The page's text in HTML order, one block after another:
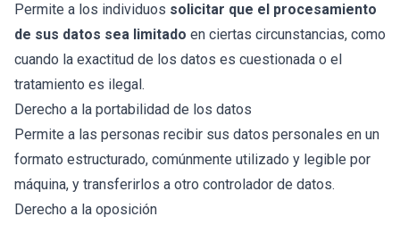
Permite a los individuos solicitar que el procesamiento
de sus datos sea limitado en ciertas circunstancias, como
cuando la exactitud de los datos es cuestionada o el
tratamiento es ilegal.
Derecho a la portabilidad de los datos
Permite a las personas recibir sus datos personales en un
formato estructurado, comúnmente utilizado y legible por
máquina, y transferirlos a otro controlador de datos.
Derecho a la oposición